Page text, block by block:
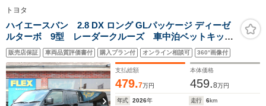
トヨタ
ハイエースバン 2.8 DX ロング GLパッケージ ディーゼ
ルターボ 9型 レーダークルーズ 車中泊ベットキッ
ト リアヒーター リアクーラー デジタルインナーミ
ラー パノラミックビューモニター ディスプレイオー
ディオ 全席黒革調シートカバー Bi-beam LEDヘッド
ライト
販売店保証 車両品質評価書付 購入プラン付 オンライン相談可 360°画像付
支払総額
479.7万円
本体価格
459.8万円
年式 2026年 走行 6km